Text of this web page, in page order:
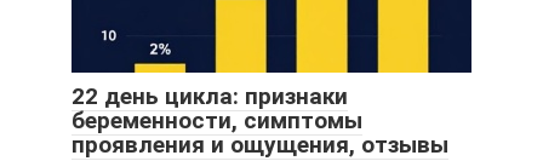
22 день цикла: признаки
беременности, симптомы
проявления и ощущения, отзывы